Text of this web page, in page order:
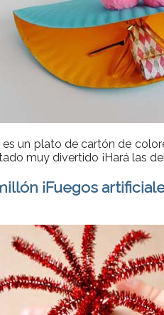
un plato de cartón de
muy divertido ¡Hará las
¡Fuegos